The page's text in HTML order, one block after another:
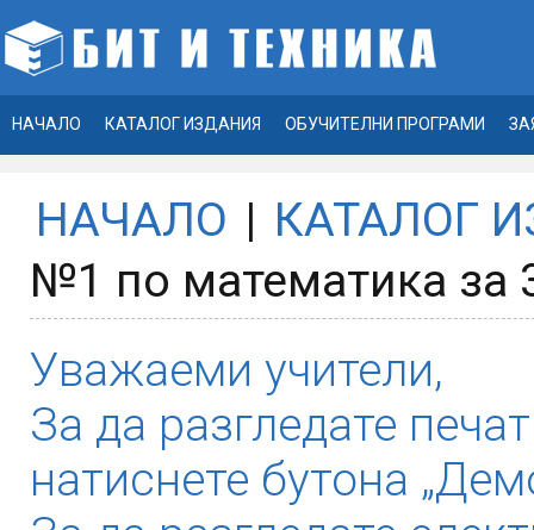
НАЧАЛО КАТАЛОГ ИЗДАНИЯ ОБУЧИТЕЛНИ ПРОГРАМИ
НАЧАЛО | КАТАЛОГ
№1 по математика за
Уважаеми учители,
За да разгледате
натиснете бутона